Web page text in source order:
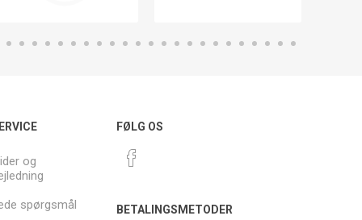
og
spørgsmål
FØLG OS
BETALINGSMETODER